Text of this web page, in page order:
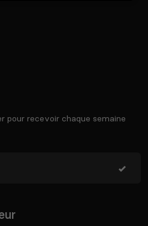
pour recevoir chaque semaine